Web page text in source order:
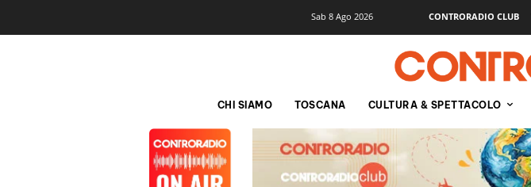
Sab 8 Ago 2026 CONTRORADIO CLUB
CHI SIAMO TOSCANA CULTURA & SPETTACOLO